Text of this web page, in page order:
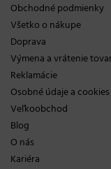
Obchodné podmienky
Všetko o nákupe
Doprava
Výmena a vrátenie
Reklamácie
Osobné údaje a cookies
Veľkoobchod
Blog
O nás
Kariéra